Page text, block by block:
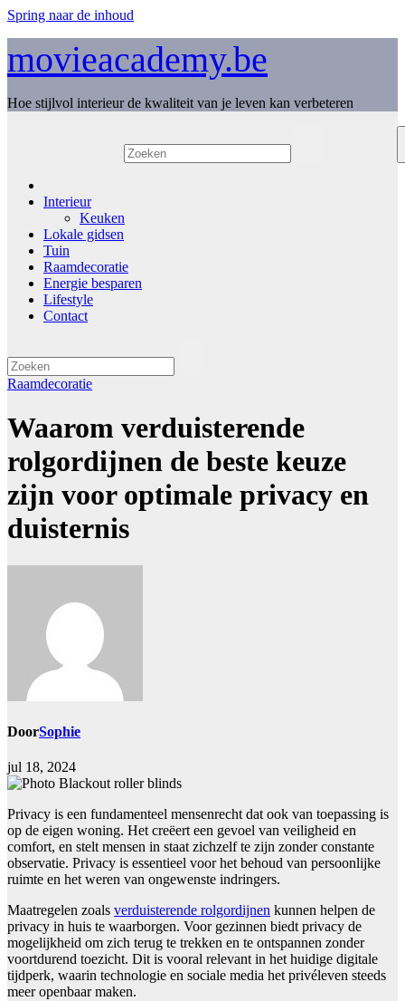
Spring naar de inhoud
movieacademy.be
Hoe stijlvol interieur de kwaliteit van je leven kan verbeteren
Interieur
Keuken
Lokale gidsen
Tuin
Raamdecoratie
Energie besparen
Lifestyle
Contact
Raamdecoratie
Waarom verduisterende
rolgordijnen de beste keuze
zijn voor optimale privacy en
duisternis
DoorSophie
jul 18, 2024
Privacy is een fundamenteel mensenrecht dat ook van toepassing is
op de eigen woning. Het creëert een gevoel van veiligheid en
comfort, en stelt mensen in staat zichzelf te zijn zonder constante
observatie. Privacy is essentieel voor het behoud van persoonlijke
ruimte en het weren van ongewenste indringers.
Maatregelen zoals verduisterende rolgordijnen kunnen helpen de
privacy in huis te waarborgen. Voor gezinnen biedt privacy de
mogelijkheid om zich terug te trekken en te ontspannen zonder
voortdurend toezicht. Dit is vooral relevant in het huidige digitale
tijdperk, waarin technologie en sociale media het privéleven steeds
meer openbaar maken.